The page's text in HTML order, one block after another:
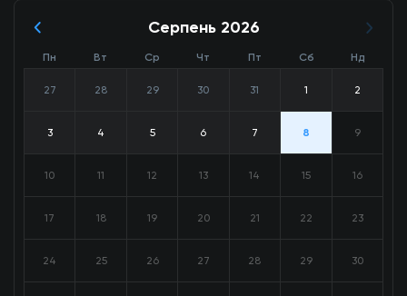
Серпень 2026
Пн Вт Ср Чт Пт Сб Нд
27 28 29 30 31 1 2
3 4 5 6 7 8 9
10 11 12 13 14 15 16
17 18 19 20 21 22 23
24 25 26 27 28 29 30